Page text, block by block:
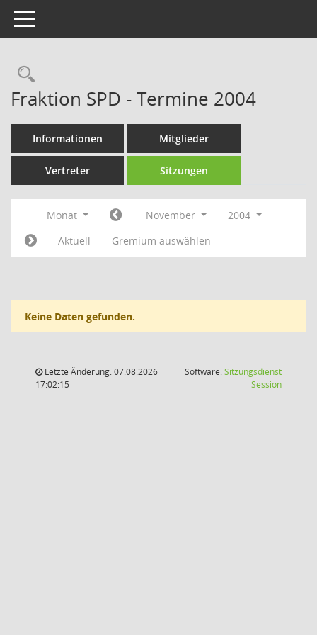
Toggle navigation
Rechercheauswahl
Fraktion SPD - Termine 2004
Informationen Mitglieder
Vertreter Sitzungen
Monat November
2004
Aktuell
Gremium auswählen
Keine Daten gefunden.
Letzte Änderung: 07.08.2026
17:02:15
Software:Sitzungsdienst
Session(Wird in